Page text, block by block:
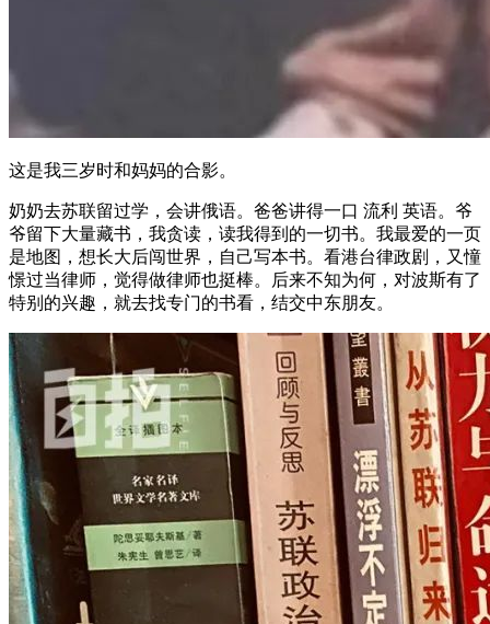
这是我三岁时和妈妈的合影。
奶奶去苏联留过学，会讲俄语。爸爸讲得一口 流利 英语。爷
爷留下大量藏书，我贪读，读我得到的一切书。我最爱的一页
是地图，想长大后闯世界，自己写本书。看港台律政剧，又憧
憬过当律师，觉得做律师也挺棒。后来不知为何，对波斯有了
特别的兴趣，就去找专门的书看，结交中东朋友。